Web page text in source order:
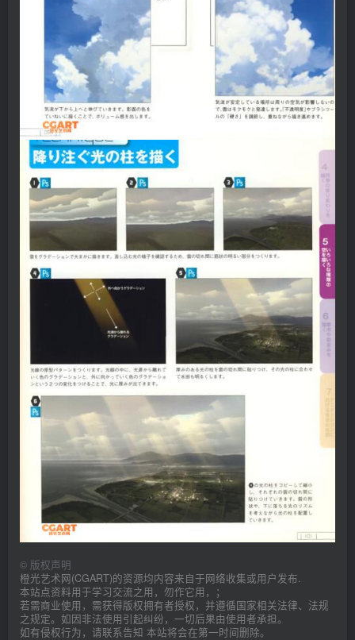
© 版权声明
橙光艺术网(CGART)的资源均内容来自于网络收集或用户发布.
本站点资料用于学习交流之用，勿作它用，；
若需商业使用，需获得版权拥有者授权，并遵循国家相关法律、法规
之规定。如因非法使用引起纠纷，一切后果由使用者承担。
如有侵权行为，请联系告知 本站将会在第一时间删除。